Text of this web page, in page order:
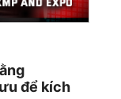
để kích